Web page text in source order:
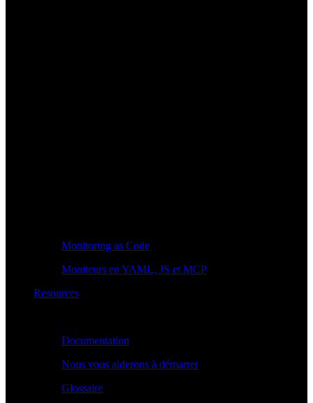
Monitoring as Code
Moniteurs en YAML, JS et MCP
Resources
Documentation
Nous vous aiderons à démarrer
Glossaire